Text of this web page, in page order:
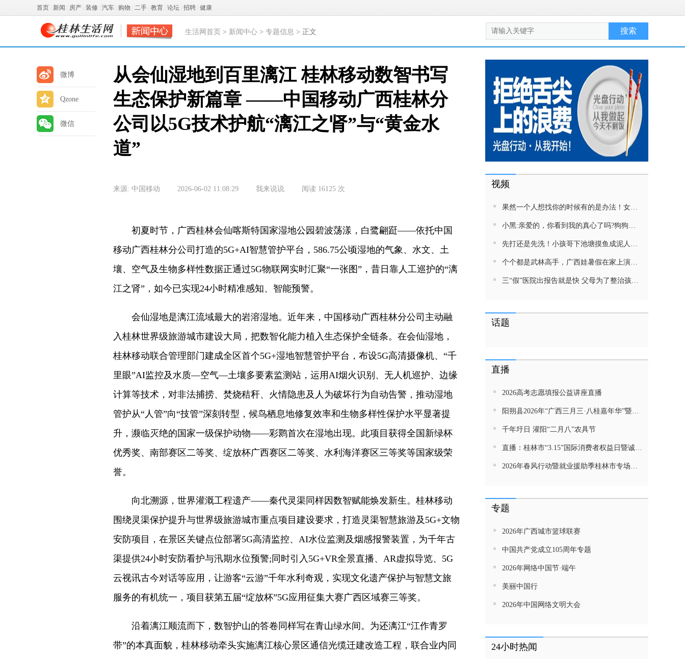
首页 新闻 房产 装修 汽车 购物 二手 教育 论坛 招聘 健康
生活网首页 > 新闻中心 > 专题信息 > 正文
微博
Qzone
微信
从会仙湿地到百里漓江 桂林移动数智书写
生态保护新篇章 ——中国移动广西桂林分
公司以5G技术护航“漓江之肾”与“黄金水
道”
来源: 中国移动 2026-06-02 11:08:29 我来说说 阅读 16125 次
初夏时节，广西桂林会仙喀斯特国家湿地公园碧波荡漾，白鹭翩跹——依托中国
移动广西桂林分公司打造的5G+AI智慧管护平台，586.75公顷湿地的气象、水文、土
壤、空气及生物多样性数据正通过5G物联网实时汇聚“一张图”，昔日靠人工巡护的“漓
江之肾”，如今已实现24小时精准感知、智能预警。
会仙湿地是漓江流域最大的岩溶湿地。近年来，中国移动广西桂林分公司主动融
入桂林世界级旅游城市建设大局，把数智化能力植入生态保护全链条。在会仙湿地，
桂林移动联合管理部门建成全区首个5G+湿地智慧管护平台，布设5G高清摄像机、“千
里眼”AI监控及水质—空气—土壤多要素监测站，运用AI烟火识别、无人机巡护、边缘
计算等技术，对非法捕捞、焚烧秸秆、火情隐患及人为破坏行为自动告警，推动湿地
管护从“人管”向“技管”深刻转型，候鸟栖息地修复效率和生物多样性保护水平显著提
升，濒临灭绝的国家一级保护动物——彩鹮首次在湿地出现。此项目获得全国新绿杯
优秀奖、南部赛区二等奖、绽放杯广西赛区二等奖、水利海洋赛区三等奖等国家级荣
誉。
向北溯源，世界灌溉工程遗产——秦代灵渠同样因数智赋能焕发新生。桂林移动
围绕灵渠保护提升与世界级旅游城市重点项目建设要求，打造灵渠智慧旅游及5G+文物
安防项目，在景区关键点位部署5G高清监控、AI水位监测及烟感报警装置，为千年古
渠提供24小时安防看护与汛期水位预警;同时引入5G+VR全景直播、AR虚拟导览、5G
云视讯古今对话等应用，让游客“云游”千年水利奇观，实现文化遗产保护与智慧文旅
服务的有机统一，项目获第五届“绽放杯”5G应用征集大赛广西区域赛三等奖。
沿着漓江顺流而下，数智护山的答卷同样写在青山绿水间。为还漓江“江作青罗
带”的本真面貌，桂林移动牵头实施漓江核心景区通信光缆迁建改造工程，联合业内同
视频
果然一个人想找你的时候有的是办法！女生吵架将男友拉黑，结果男友给家里狗打电话了！汪：吵死了，一会就去把号码注销
小黑:亲爱的，你看到我的真心了吗?狗狗雨中等好朋狗不愿离去，网友:确实搞笑，黄黄都有男朋友，你却没有
先打还是先洗！小孩哥下池塘摸鱼成泥人！网友：这才是童年该有的样子，好怀念
个个都是武林高手，广西娃暑假在家上演武侠片，80后90后:以前我们也这样玩
三“假”医院出报告就是快 父母为了整治孩子少吃零食想尽了办法 网友：“又有”笑死我了
话题
直播
2026高考志愿填报公益讲座直播
阳朔县2026年“广西三月三·八桂嘉年华”暨金龙巡游活动直播
千年圩日 灌阳“二月八”农具节
直播：桂林市“3.15”国际消费者权益日暨诚信教育主题活动网民面对面活动
2026年春风行动暨就业援助季桂林市专场招聘活动直播带岗
专题
2026年广西城市篮球联赛
中国共产党成立105周年专题
2026年网络中国节·端午
美丽中国行
2026年中国网络文明大会
24小时热闻